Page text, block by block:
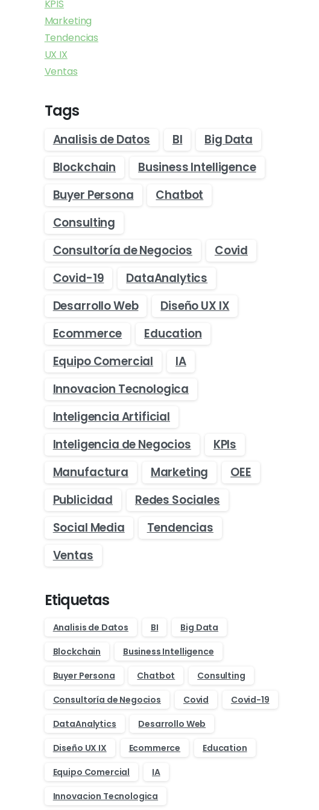
KPIS
Marketing
Tendencias
UX IX
Ventas
Tags
Analisis de Datos BI
Big Data
Blockchain
Business Intelligence
Buyer Persona
Chatbot
Consulting
Consultoría de Negocios
Covid
Covid-19
DataAnalytics
Desarrollo Web
Diseño UX IX
Ecommerce
Education
Equipo Comercial
IA
Innovacion Tecnologica
Inteligencia Artificial
Inteligencia de Negocios
KPIs
Manufactura
Marketing
OEE
Publicidad
Redes Sociales
Social Media
Tendencias
Ventas
Etiquetas
Analisis de Datos BI
Big Data
Blockchain
Business Intelligence
Buyer Persona
Chatbot
Consulting
Consultoría de Negocios
Covid
Covid-19
DataAnalytics
Desarrollo Web
Diseño UX IX
Ecommerce
Education
Equipo Comercial
IA
Innovacion Tecnologica